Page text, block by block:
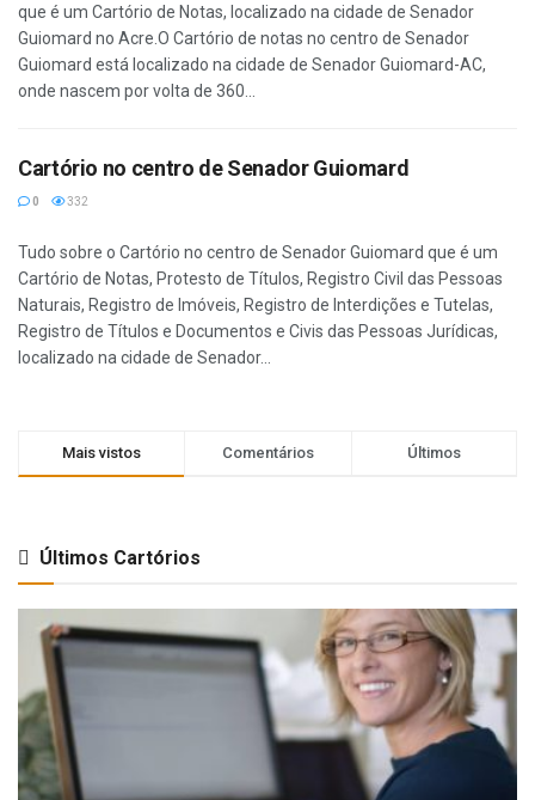
que é um Cartório de Notas, localizado na cidade de Senador
Guiomard no Acre.O Cartório de notas no centro de Senador
Guiomard está localizado na cidade de Senador Guiomard-AC,
onde nascem por volta de 360...
Cartório no centro de Senador Guiomard
0 332
Tudo sobre o Cartório no centro de Senador Guiomard que é um
Cartório de Notas, Protesto de Títulos, Registro Civil das Pessoas
Naturais, Registro de Imóveis, Registro de Interdições e Tutelas,
Registro de Títulos e Documentos e Civis das Pessoas Jurídicas,
localizado na cidade de Senador...
Mais vistos Comentários Últimos
Últimos Cartórios